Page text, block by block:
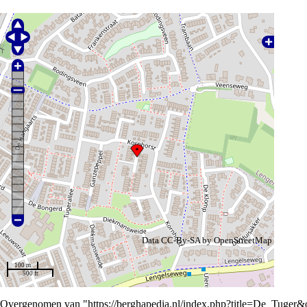
100 m
500 ft
Data CC-By-SA byOpenStreetMap
Overgenomen van "https://berghapedia.nl/